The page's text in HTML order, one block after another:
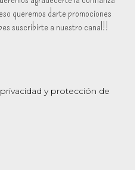
queremos darte promociones
suscribirte a nuestro canal!!
y protección de